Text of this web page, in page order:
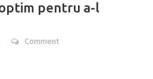
pentru a-l
Comment